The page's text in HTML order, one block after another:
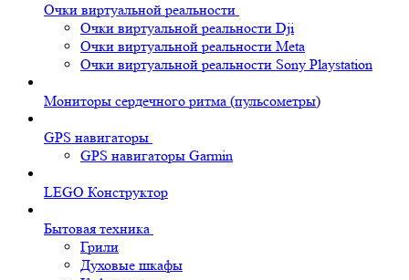
Очки виртуальной реальности
Очки виртуальной реальности Dji
Очки виртуальной реальности Meta
Очки виртуальной реальности Sony Playstation
Мониторы сердечного ритма (пульсометры)
GPS навигаторы
GPS навигаторы Garmin
LEGO Конструктор
Бытовая техника
Грили
Духовые шкафы